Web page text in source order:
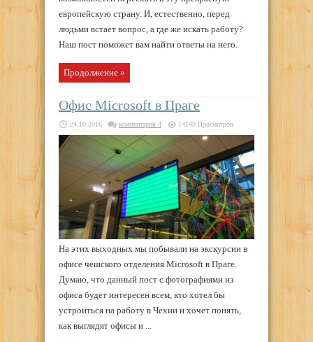
европейскую страну. И, естественно, перед
людьми встает вопрос, а где же искать работу?
Наш пост поможет вам найти ответы на него.
Продолжение »
Офис Microsoft в Праге
24.10.2016 комментария 4 14149 Просмотров
На этих выходных мы побывали на экскурсии в
офисе чешского отделения Microsoft в Праге.
Думаю, что данный пост с фотографиями из
офиса будет интересен всем, кто хотел бы
устроиться на работу в Чехии и хочет понять,
как выглядят офисы и ...